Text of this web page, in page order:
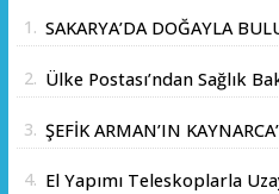
1. SAKARYA’DA DOĞAYLA
KAMPI" ETKİNLİĞİ
2. Ülke Postası’ndan Sağlık
3. ŞEFİK ARMAN’IN
4. El Yapımı Teleskoplarla